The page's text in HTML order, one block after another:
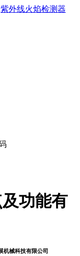
功能有
机械科技有限公司